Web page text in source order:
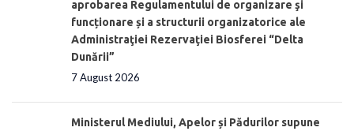
aprobarea Regulamentului de organizare şi
funcționare și a structurii organizatorice ale
Administraţiei Rezervaţiei Biosferei “Delta
Dunării”
7 August 2026
Ministerul Mediului, Apelor și Pădurilor supune